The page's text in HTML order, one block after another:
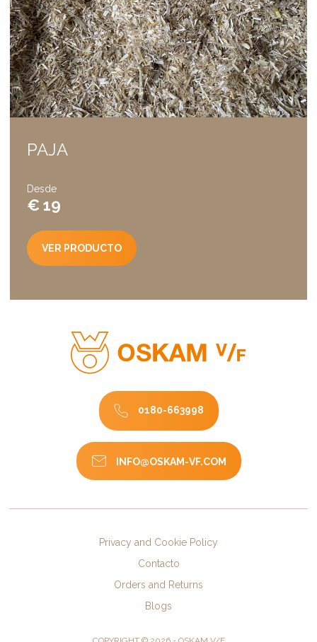
PAJA
Desde
€ 19
VER PRODUCTO
0180-663998
INFO@OSKAM-VF.COM
Privacy and Cookie Policy
Contacto
Orders and Returns
Blogs